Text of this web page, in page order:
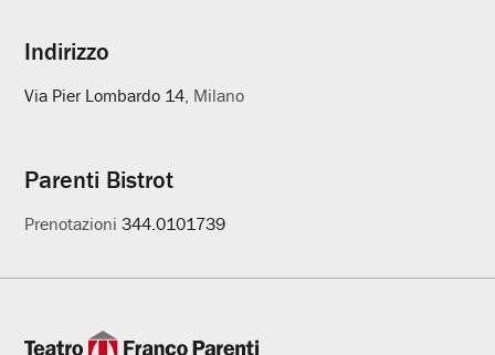
Indirizzo
Via Pier Lombardo 14, Milano
Parenti Bistrot
Prenotazioni344.0101739